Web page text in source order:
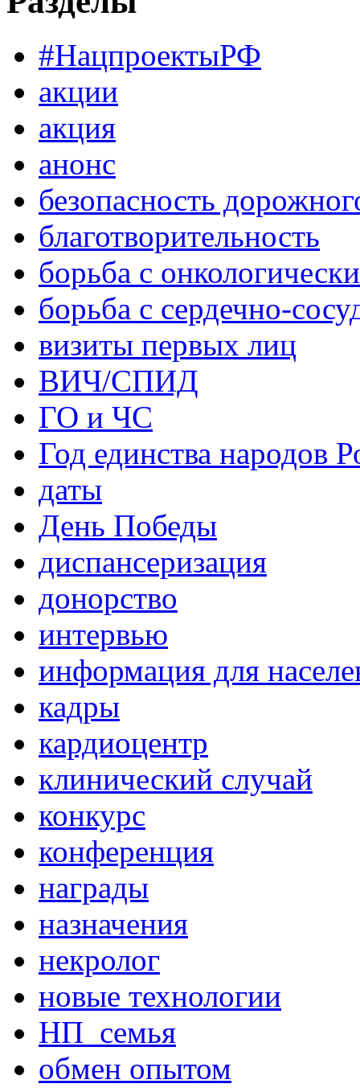
#НацпроектыРФ
акции
акция
анонс
безопасность
благотворительность
борьба с
борьба с сердечно-
визиты первых лиц
ВИЧ/СПИД
ГО и ЧС
Год единства народов
даты
День Победы
диспансеризация
донорство
интервью
информация для
кадры
кардиоцентр
клинический случай
конкурс
конференция
награды
назначения
некролог
новые технологии
НП_семья
обмен опытом